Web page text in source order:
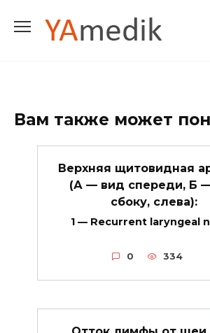
содержанию
Вам также может
Верхняя щитовидная
(А — вид спереди, Б
сбоку, слева):
1 — Recurrent laryngeal
0 334